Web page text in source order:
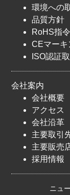
環境への
品質方針
RoHS指
CEマーキ
ISO認証
会社案内
会社概要
アクセス
会社沿革
主要取引
主要販売
採用情報
ニュ